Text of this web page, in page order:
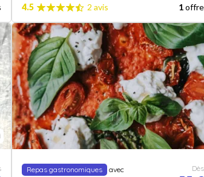
4.5 2 avis 1offre
Repas gastronomiques avec Dès